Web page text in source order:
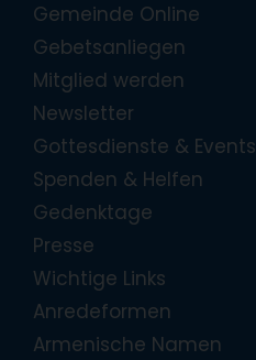
Gemeinde Online
Gebetsanliegen
Mitglied werden
Newsletter
Gottesdienste & Events
Spenden & Helfen
Gedenktage
Presse
Wichtige Links
Anredeformen
Armenische Namen